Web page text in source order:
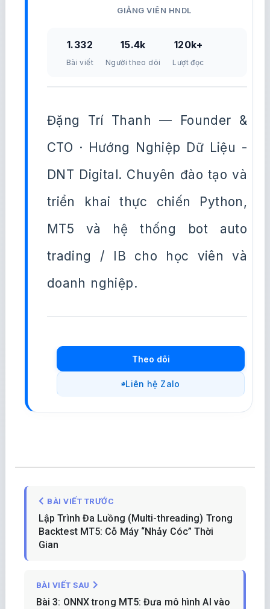
GIẢNG VIÊN HNDL
1.332
Bài viết
15.4k
Người theo dõi
120k+
Lượt đọc
Đặng Trí Thanh — Founder &
CTO · Hướng Nghiệp Dữ Liệu -
DNT Digital. Chuyên đào tạo và
triển khai thực chiến Python,
MT5 và hệ thống bot auto
trading / IB cho học viên và
doanh nghiệp.
Theo dõi
Liên hệ Zalo
BÀI VIẾT TRƯỚC
Lập Trình Đa Luồng (Multi-threading) Trong
Backtest MT5: Cỗ Máy “Nhảy Cóc” Thời
Gian
BÀI VIẾT SAU
Bài 3: ONNX trong MT5: Đưa mô hình AI vào